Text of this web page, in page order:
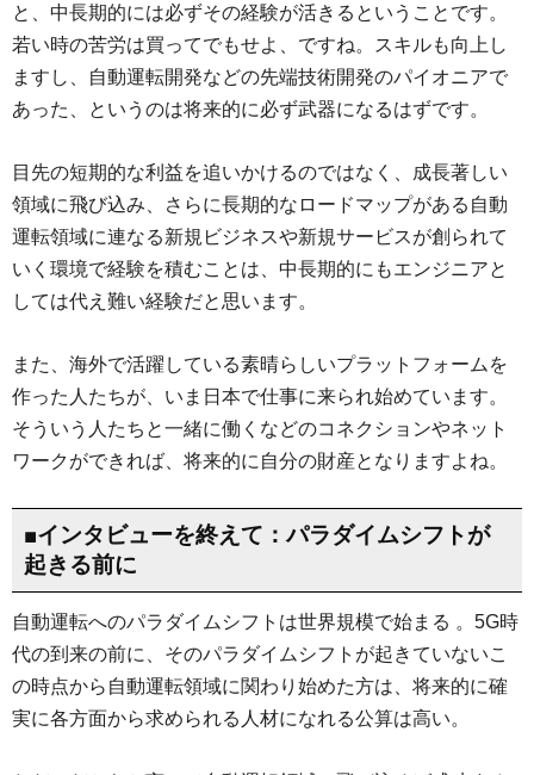
と、中長期的には必ずその経験が活きるということです。
若い時の苦労は買ってでもせよ、ですね。スキルも向上し
ますし、自動運転開発などの先端技術開発のパイオニアで
あった、というのは将来的に必ず武器になるはずです。
目先の短期的な利益を追いかけるのではなく、成長著しい
領域に飛び込み、さらに長期的なロードマップがある自動
運転領域に連なる新規ビジネスや新規サービスが創られて
いく環境で経験を積むことは、中長期的にもエンジニアと
しては代え難い経験だと思います。
また、海外で活躍している素晴らしいプラットフォームを
作った人たちが、いま日本で仕事に来られ始めています。
そういう人たちと一緒に働くなどのコネクションやネット
ワークができれば、将来的に自分の財産となりますよね。
■インタビューを終えて：パラダイムシフトが
起きる前に
自動運転へのパラダイムシフトは世界規模で始まる 。5G時
代の到来の前に、そのパラダイムシフトが起きていないこ
の時点から自動運転領域に関わり始めた方は、将来的に確
実に各方面から求められる人材になれる公算は高い。